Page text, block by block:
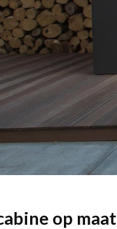
op maat